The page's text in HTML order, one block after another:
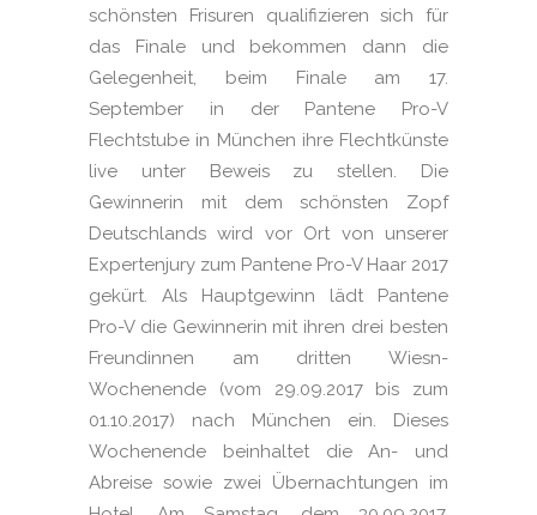
schönsten Frisuren qualifizieren sich für
das Finale und bekommen dann die
Gelegenheit, beim Finale am 17.
September in der Pantene Pro-V
Flechtstube in München ihre Flechtkünste
live unter Beweis zu stellen. Die
Gewinnerin mit dem schönsten Zopf
Deutschlands wird vor Ort von unserer
Expertenjury zum Pantene Pro-V Haar 2017
gekürt. Als Hauptgewinn lädt Pantene
Pro-V die Gewinnerin mit ihren drei besten
Freundinnen am dritten Wiesn-
Wochenende (vom 29.09.2017 bis zum
01.10.2017) nach München ein. Dieses
Wochenende beinhaltet die An- und
Abreise sowie zwei Übernachtungen im